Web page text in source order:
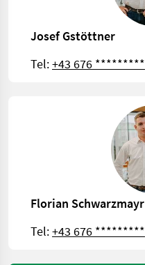
Josef Gstöttner
Tel:+43 676 *********
Florian Schwarzmayr
Tel:+43 676 *********